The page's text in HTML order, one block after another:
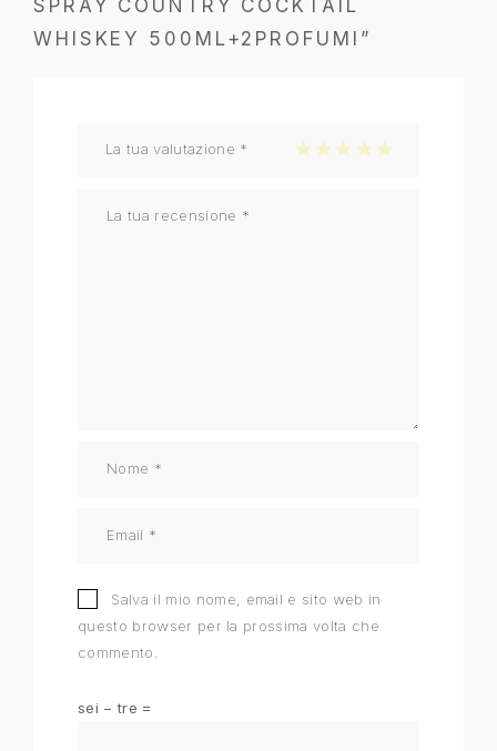
SPRAY COUNTRY COCKTAIL
WHISKEY 500ML+2PROFUMI”
La tua valutazione * 1 stella su 5
2 stelle su 5
3 stelle su 5
4 stelle su 5
Salva il mio nome, email e sito web in
questo browser per la prossima volta che
commento.
sei − tre =